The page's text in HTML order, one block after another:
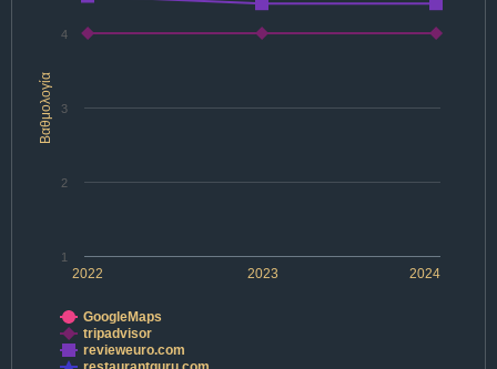
Βαθμολογία
2022 2023 2024
1
2
3
4
GoogleMaps
tripadvisor
revieweuro.com